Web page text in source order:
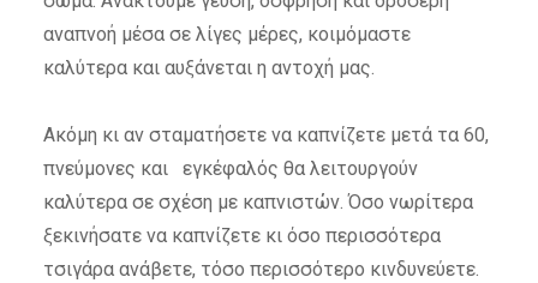
αναπνοή μέσα σε λίγες μέρες, κοιμόμαστε
καλύτερα και αυξάνεται η αντοχή μας.
Ακόμη κι αν σταματήσετε να καπνίζετε μετά τα 60,
πνεύμονες και εγκέφαλός θα λειτουργούν
καλύτερα σε σχέση με καπνιστών. Όσο νωρίτερα
ξεκινήσατε να καπνίζετε κι όσο περισσότερα
τσιγάρα ανάβετε, τόσο περισσότερο κινδυνεύετε.